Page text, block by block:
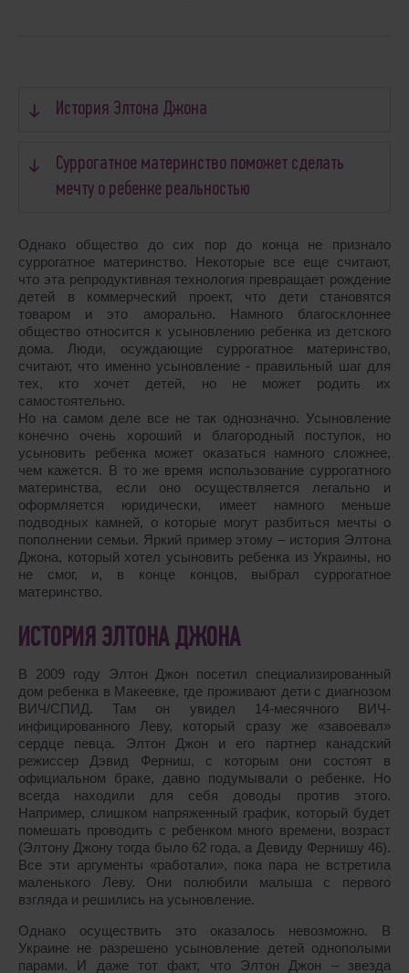
История Элтона Джона
Суррогатное материнство поможет сделать
мечту о ребенке реальностью
Однако общество до сих пор до конца не признало
суррогатное материнство. Некоторые все еще считают,
что эта репродуктивная технология превращает рождение
детей в коммерческий проект, что дети становятся
товаром и это аморально. Намного благосклоннее
общество относится к усыновлению ребенка из детского
дома. Люди, осуждающие суррогатное материнство,
считают, что именно усыновление - правильный шаг для
тех, кто хочет детей, но не может родить их
самостоятельно.
Но на самом деле все не так однозначно. Усыновление
конечно очень хороший и благородный поступок, но
усыновить ребенка может оказаться намного сложнее,
чем кажется. В то же время использование суррогатного
материнства, если оно осуществляется легально и
оформляется юридически, имеет намного меньше
подводных камней, о которые могут разбиться мечты о
пополнении семьи. Яркий пример этому – история Элтона
Джона, который хотел усыновить ребенка из Украины, но
не смог, и, в конце концов, выбрал суррогатное
материнство.
ИСТОРИЯ ЭЛТОНА ДЖОНА
В 2009 году Элтон Джон посетил специализированный
дом ребенка в Макеевке, где проживают дети с диагнозом
ВИЧ/СПИД. Там он увидел 14-месячного ВИЧ-
инфицированного Леву, который сразу же «завоевал»
сердце певца. Элтон Джон и его партнер канадский
режиссер Дэвид Ферниш, с которым они состоят в
официальном браке, давно подумывали о ребенке. Но
всегда находили для себя доводы против этого.
Например, слишком напряженный график, который будет
помешать проводить с ребенком много времени, возраст
(Элтону Джону тогда было 62 года, а Девиду Фернишу 46).
Все эти аргументы «работали», пока пара не встретила
маленького Леву. Они полюбили малыша с первого
взгляда и решились на усыновление.
Однако осуществить это оказалось невозможно. В
Украине не разрешено усыновление детей однополыми
парами. И даже тот факт, что Элтон Джон – звезда